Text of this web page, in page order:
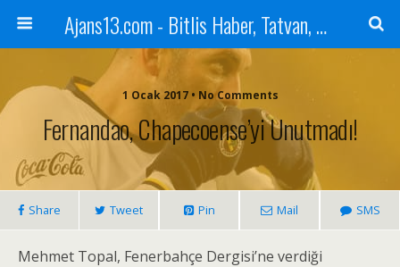
Ajans13.com - Bitlis Haber, Tatvan, Ahlat, Adilcevaz, Mutki, Hizan, Güroymak, Gazete, Ajans, 13, Haber
1 Ocak 2017 • No Comments
Fernandao, Chapecoense’yi Unutmadı!
Share Tweet Pin Mail SMS
Mehmet Topal, Fenerbahçe Dergisi’ne verdiği